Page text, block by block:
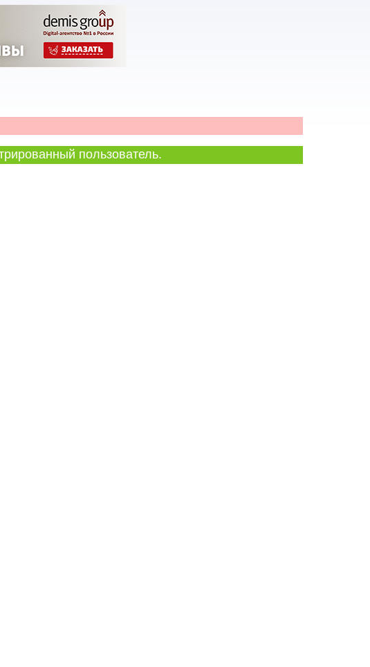
пользователь.